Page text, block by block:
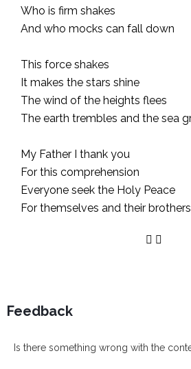
Who is firm shakes
And who mocks can fall down
This force shakes
It makes the stars shine
The wind of the heights flees
The earth trembles and the sea
My Father I thank you
For this comprehension
Everyone seek the Holy Peace
For themselves and their
Feedback
Is there something wrong with the